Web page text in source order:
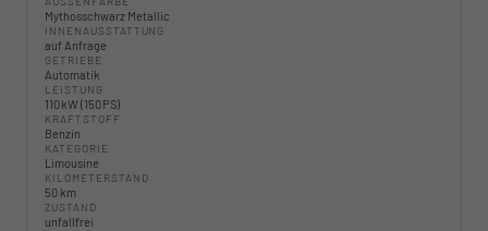
Mythosschwarz Metallic
INNENAUSSTATTUNG
auf Anfrage
GETRIEBE
Automatik
LEISTUNG
110 kW (150 PS)
KRAFTSTOFF
Benzin
KATEGORIE
Limousine
KILOMETERSTAND
50 km
ZUSTAND
unfallfrei